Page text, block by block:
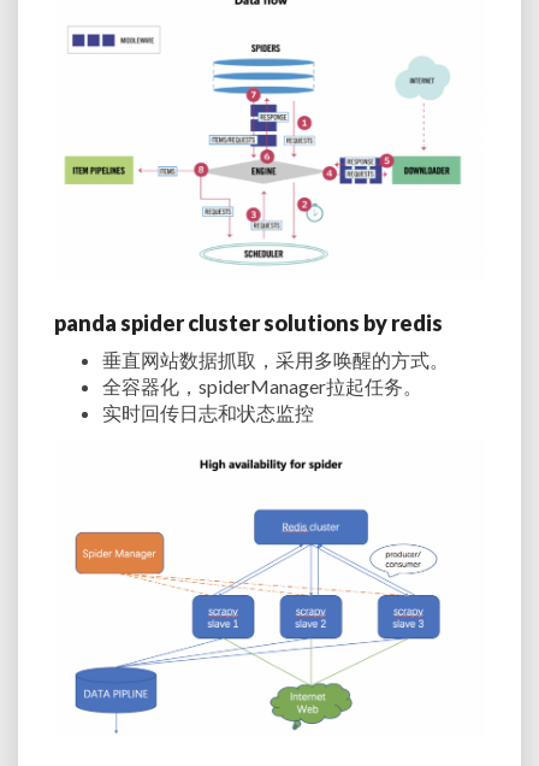
panda spider cluster solutions by redis
垂直网站数据抓取，采用多唤醒的方式。
全容器化，spiderManager拉起任务。
实时回传日志和状态监控